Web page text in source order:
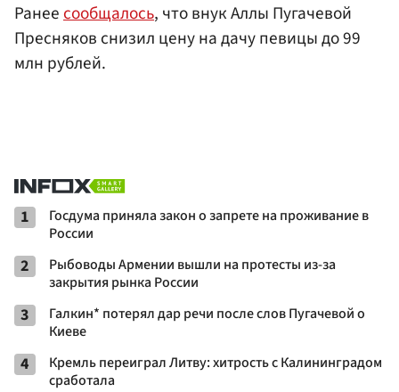
Ранеесообщалось, что внук Аллы Пугачевой
Пресняков снизил цену на дачу певицы до 99
млн рублей.
1
Госдума приняла закон о запрете на проживание в
России
2
Рыбоводы Армении вышли на протесты из-за
закрытия рынка России
3
Галкин* потерял дар речи после слов Пугачевой о
Киеве
4
Кремль переиграл Литву: хитрость с Калининградом
сработала